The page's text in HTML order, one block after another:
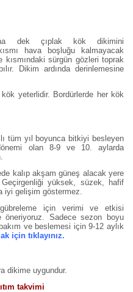
dek çıplak kök dikimini
hava boşluğu kalmayacak
sürgün gözleri toprak
Dikim ardında derinlemesine
yeterlidir. Bordürlerde her kök
tüm yıl boyunca bitkiyi besleyen
olan 8-9 ve 10. aylarda
kalıp akşam güneş alacak yere
Geçirgenliği yüksek, süzek, hafif
iyi gelişim göstermez.
için verimi ve etkisi
öneriyoruz. Sadece sezon boyu
ve beslemesi için 9-12 aylık
için tıklayınız.
dikime uygundur.
takvimi